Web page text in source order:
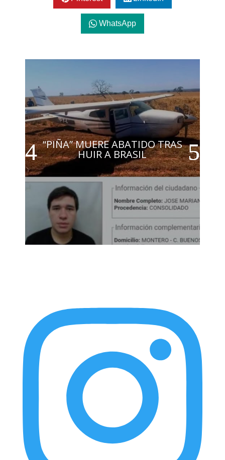
WhatsApp
“PIÑA” MUERE ABATIDO TRAS
HUIR A BRASIL